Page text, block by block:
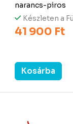
narancs-piros
Készleten a
41 900 Ft
Kosárba